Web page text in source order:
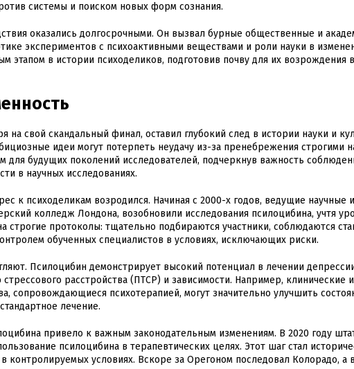
системы и поиском новых форм сознания.
оказались долгосрочными. Он вызвал бурные общественные и
экспериментов с психоактивными веществами и роли науки в
этапом в истории психоделиков, подготовив почву для их возрождения
на свой скандальный финал, оставил глубокий след в истории науки и
идеи могут потерпеть неудачу из-за пренебрежения строгими
для будущих поколений исследователей, подчеркнув важность
в научных исследованиях.
к психоделикам возродился. Начиная с 2000-х годов, ведущие научные
колледж Лондона, возобновили исследования псилоцибина, учтя
протоколы: тщательно подбираются участники, соблюдаются
обученных специалистов в условиях, исключающих риски.
Псилоцибин демонстрирует высокий потенциал в лечении
расстройства (ПТСР) и зависимости. Например, клинические
сопровождающиеся психотерапией, могут значительно улучшить
лечение.
привело к важным законодательным изменениям. В 2020 году
псилоцибина в терапевтических целях. Этот шаг стал
контролируемых условиях. Вскоре за Орегоном последовал Колорадо, а